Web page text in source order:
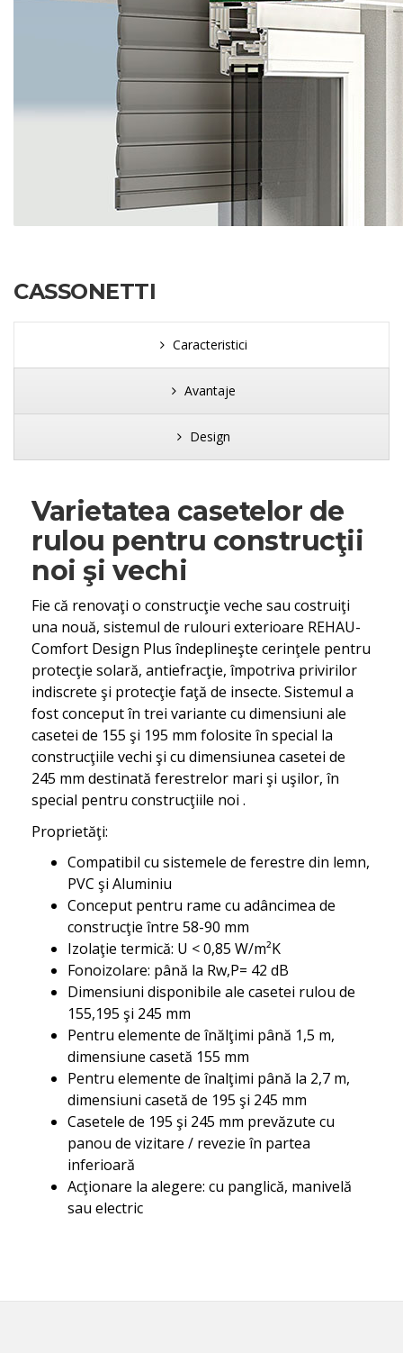
CASSONETTI
Caracteristici
Avantaje
Design
Varietatea casetelor de
rulou pentru construcţii
noi şi vechi
Fie că renovaţi o construcţie veche sau costruiţi
una nouă, sistemul de rulouri exterioare REHAU-
Comfort Design Plus îndeplineşte cerinţele pentru
protecţie solară, antiefracţie, împotriva privirilor
indiscrete şi protecţie faţă de insecte. Sistemul a
fost conceput în trei variante cu dimensiuni ale
casetei de 155 şi 195 mm folosite în special la
construcţiile vechi şi cu dimensiunea casetei de
245 mm destinată ferestrelor mari şi uşilor, în
special pentru construcţiile noi .
Proprietăţi:
Compatibil cu sistemele de ferestre din lemn,
PVC şi Aluminiu
Conceput pentru rame cu adâncimea de
construcţie între 58-90 mm
Izolaţie termică: U < 0,85 W/m²K
Fonoizolare: până la Rw,P= 42 dB
Dimensiuni disponibile ale casetei rulou de
155,195 şi 245 mm
Pentru elemente de înălţimi până 1,5 m,
dimensiune casetă 155 mm
Pentru elemente de înalţimi până la 2,7 m,
dimensiuni casetă de 195 şi 245 mm
Casetele de 195 şi 245 mm prevăzute cu
panou de vizitare / revezie în partea
inferioară
Acţionare la alegere: cu panglică, manivelă
sau electric